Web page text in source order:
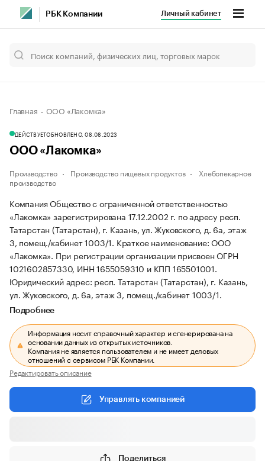
РБК Компании Личный кабинет
Главная ООО «Лакомка»
ДЕЙСТВУЕТОБНОВЛЕНО, 08.08.2023
ООО «Лакомка»
Производство Производство пищевых продуктов
Хлебопекарное
производство
Компания Общество с ограниченной ответственностью
«Лакомка» зарегистрирована 17.12.2002 г. по адресу респ.
Татарстан (Татарстан), г. Казань, ул. Жуковского, д. 6а, этаж
3, помещ./кабинет 1003/1. Краткое наименование: ООО
«Лакомка». При регистрации организации присвоен ОГРН
1021602857330, ИНН 1655059310 и КПП 165501001.
Юридический адрес: респ. Татарстан (Татарстан), г. Казань,
ул. Жуковского, д. 6а, этаж 3, помещ./кабинет 1003/1.
Подробнее
Информация носит справочный характер и сгенерирована на
основании данных из открытых источников.
Компания не является пользователем и не имеет деловых
отношений с сервисом РБК Компании.
Редактировать описание
Управлять компанией
Поделиться